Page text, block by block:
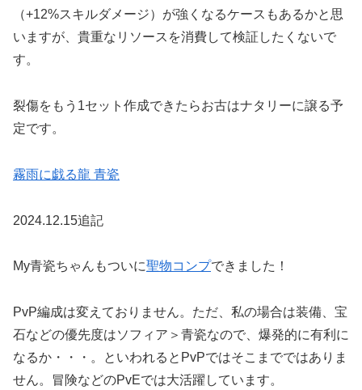
（+12%スキルダメージ）が強くなるケースもあるかと思
いますが、貴重なリソースを消費して検証したくないで
す。
裂傷をもう1セット作成できたらお古はナタリーに譲る予
定です。
霧雨に戯る龍 青瓷
2024.12.15追記
My青瓷ちゃんもついに聖物コンプできました！
PvP編成は変えておりません。ただ、私の場合は装備、宝
石などの優先度はソフィア＞青瓷なので、爆発的に有利に
なるか・・・。といわれるとPvPではそこまでではありま
せん。冒険などのPvEでは大活躍しています。